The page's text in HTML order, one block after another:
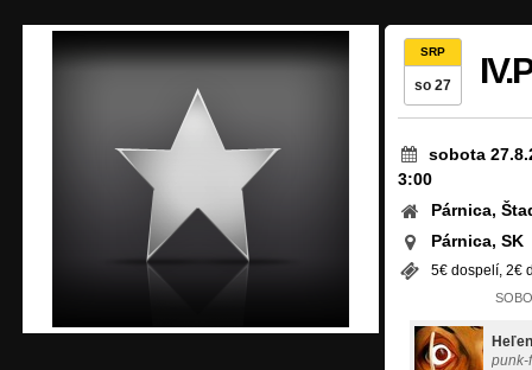
SRP
so 27
sobota
3:00
Párnica,
Párnica, SK
5€ dospelí, 2€
punk-